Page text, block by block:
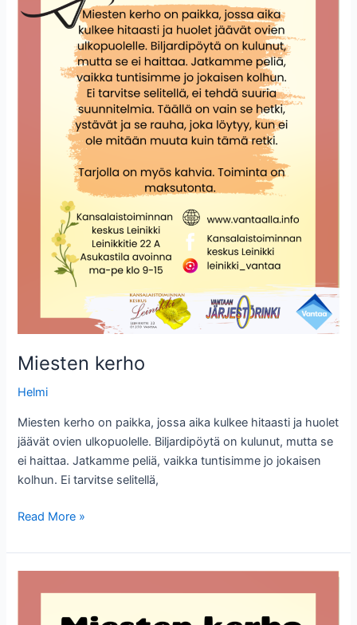
Miesten kerho
Helmi
Miesten kerho on paikka, jossa aika kulkee hitaasti ja huolet
jäävät ovien ulkopuolelle. Biljardipöytä on kulunut, mutta se
ei haittaa. Jatkamme peliä, vaikka tuntisimme jo jokaisen
kolhun. Ei tarvitse selitellä,
Miesten
Read More »